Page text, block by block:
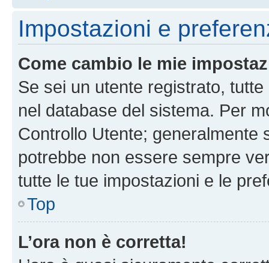
Impostazioni e
Come cambio le mie
Se sei un utente registrato,
nel database del sistema. Per
Controllo Utente; generalmente
potrebbe non essere sempre
tutte le tue impostazioni e le
Top
L’ora non è corretta!